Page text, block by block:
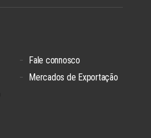
Fale connosco
Mercados de Exportação